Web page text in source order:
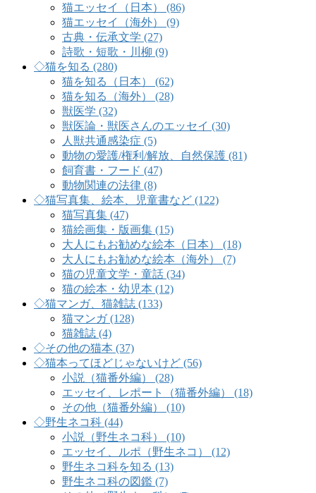
猫エッセイ（日本） (86)
猫エッセイ（海外） (9)
古典・伝承文学 (27)
詩歌・短歌・川柳 (9)
◇猫を知る (280)
猫を知る（日本） (62)
猫を知る（海外） (28)
獣医学 (32)
獣医論・獣医さんのエッセイ (30)
人獣共通感染症 (5)
動物の愛護/権利/解放、自然保護 (81)
飼育書・フード (47)
動物関連の法律 (8)
◇猫写真集、絵本、児童書など (122)
猫写真集 (47)
猫絵画集・版画集 (15)
大人にもお勧めな絵本（日本） (18)
大人にもお勧めな絵本（海外） (7)
猫の児童文学・童話 (34)
猫の絵本・幼児本 (12)
◇猫マンガ、猫雑誌 (133)
猫マンガ (128)
猫雑誌 (4)
◇その他の猫本 (37)
◇猫本ってほどじゃないけど (56)
小説（猫番外編） (28)
エッセイ、レポート（猫番外編） (18)
その他（猫番外編） (10)
◇野生ネコ科 (44)
小説（野生ネコ科） (10)
エッセイ、ルポ（野生ネコ） (12)
野生ネコ科を知る (13)
野生ネコ科の図鑑 (7)